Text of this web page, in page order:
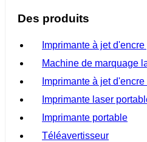
Des produits
Imprimante à jet
Machine de marquage
Imprimante à jet
Imprimante laser
Imprimante portable
Téléavertisseur